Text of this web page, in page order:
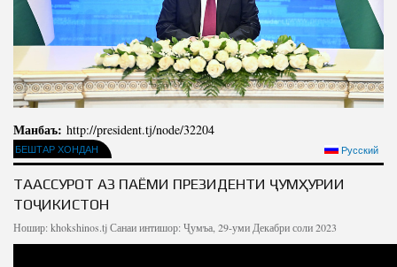
Манбаъ: http://president.tj/node/32204
БЕШТАР ХОНДАН Русский
ТААССУРОТ АЗ ПАЁМИ ПРЕЗИДЕНТИ ҶУМҲУРИИ
ТОҶИКИСТОН
Ношир: khokshinos.tjСанаи интишор: Ҷумъа, 29-уми Декабри соли 2023